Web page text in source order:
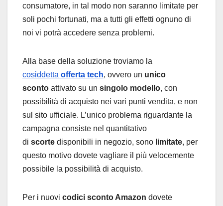
consumatore, in tal modo non saranno limitate per
soli pochi fortunati, ma a tutti gli effetti ognuno di
noi vi potrà accedere senza problemi.
Alla base della soluzione troviamo la
cosiddetta offerta tech, ovvero un unico
sconto attivato su un singolo modello, con
possibilità di acquisto nei vari punti vendita, e non
sul sito ufficiale. L’unico problema riguardante la
campagna consiste nel quantitativo
di scorte disponibili in negozio, sono limitate, per
questo motivo dovete vagliare il più velocemente
possibile la possibilità di acquisto.
Per i nuovi codici sconto Amazon dovete